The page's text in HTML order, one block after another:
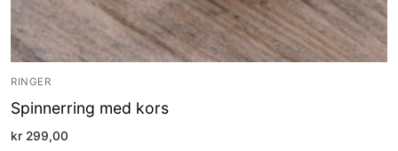
RINGER
Spinnerring med kors
kr 299,00